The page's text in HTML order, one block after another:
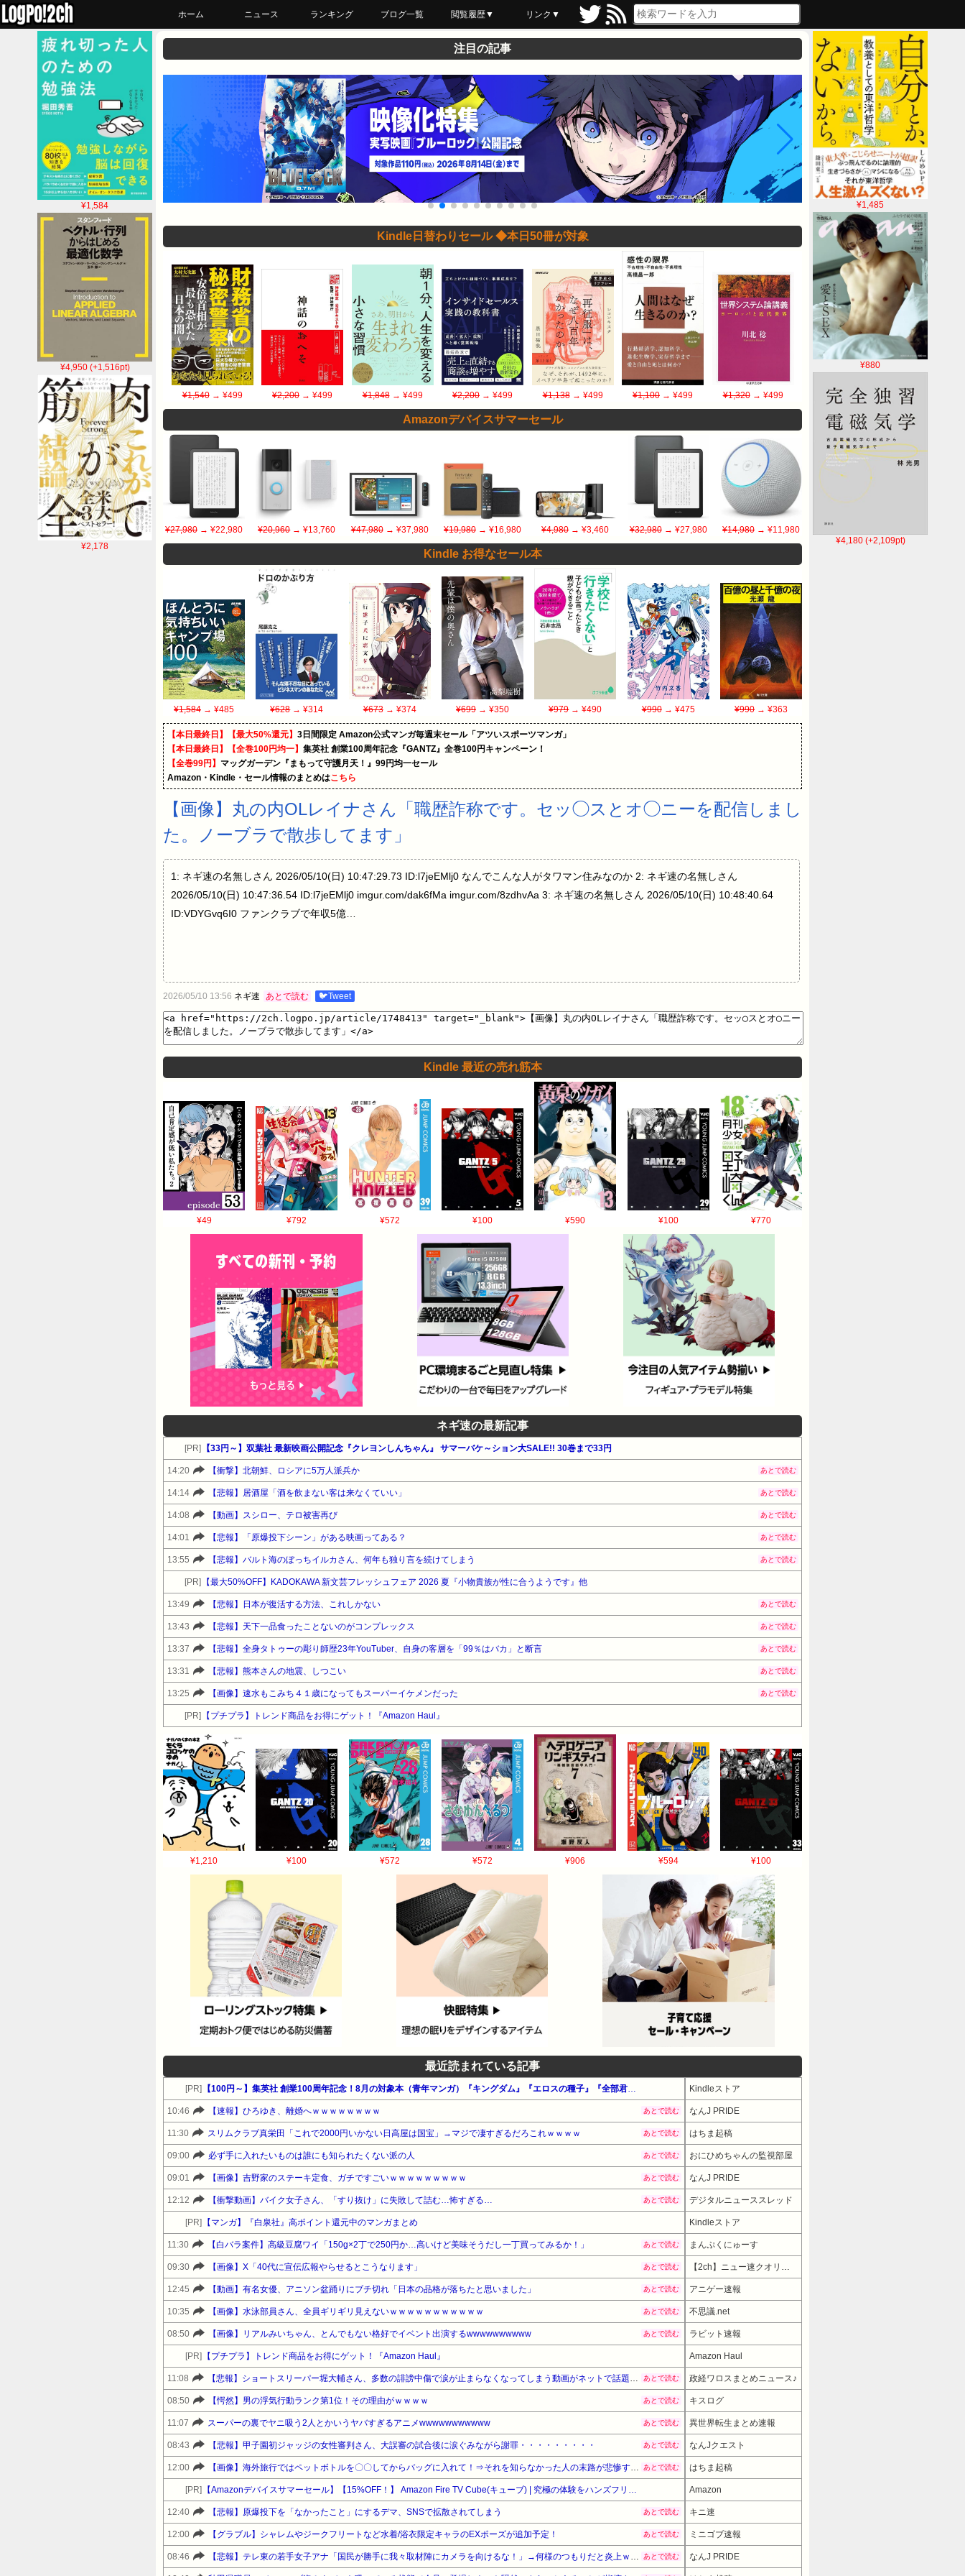
ホーム ニュース ランキング ブログ一覧 閲覧履歴▼
最近読んだ
あとで読む
ブックマーク
リンク▼
¥1,485
¥880
¥4,180 (+2,109pt)
¥1,584
¥4,950 (+1,516pt)
¥2,178
注目の記事
Kindle日替わりセール ◆本日50冊が対象
¥1,540→ ¥499 ¥2,200 → ¥499 ¥1,848→ ¥499 ¥2,200 → ¥499 ¥1,138→ ¥499 ¥1,100 → ¥499 ¥1,320→ ¥499
Amazonデバイスサマーセール
¥27,980 → ¥22,980 ¥20,960→ ¥13,760 ¥47,980→ ¥37,980 ¥19,980→ ¥16,980 ¥4,980→ ¥3,460 ¥32,980→ ¥27,980 ¥14,980→ ¥11,980
Kindle お得なセール本
¥1,584 → ¥485 ¥628→ ¥314 ¥673→ ¥374 ¥699→ ¥350 ¥979→ ¥490 ¥990→ ¥475 ¥990→ ¥363
【本日最終日】【最大50%還元】 3日間限定 Amazon公式マンガ毎週末セール「アツいスポーツマンガ」
【本日最終日】【全巻100円均一】 集英社 創業100周年記念『GANTZ』全巻100円キャンペーン！
【全巻99円】 マッグガーデン『まもって守護月天！』99円均一セール
Amazon・Kindle・セール情報のまとめはこちら
【画像】丸の内OLレイナさん「職歴詐称です。セッ◯スとオ◯ニーを配信しまし
た。ノーブラで散歩してます」
1: ネギ速の名無しさん 2026/05/10(日) 10:47:29.73 ID:l7jeEMlj0 なんでこんな人がタワマン住みなのか 2: ネギ速の名無しさん
2026/05/10(日) 10:47:36.54 ID:l7jeEMlj0 imgur.com/dak6fMa imgur.com/8zdhvAa 3: ネギ速の名無しさん 2026/05/10(日) 10:48:40.64
ID:VDYGvq6I0 ファンクラブで年収5億…
2026/05/10 13:56 ネギ速 あとで読む 🐦Tweet
Kindle 最近の売れ筋本
¥49 ¥792 ¥572 ¥100 ¥590 ¥100 ¥770
ネギ速の最新記事
[PR] 【33円～】双葉社 最新映画公開記念『クレヨンしんちゃん』 サマーバケ～ション大SALE!! 30巻まで33円
14:20 【衝撃】北朝鮮、ロシアに5万人派兵か あとで読む
14:14 【悲報】居酒屋「酒を飲まない客は来なくていい」 あとで読む
14:08 【動画】スシロー、テロ被害再び あとで読む
14:01 【悲報】「原爆投下シーン」がある映画ってある？ あとで読む
13:55 【悲報】バルト海のぼっちイルカさん、何年も独り言を続けてしまう あとで読む
[PR] 【最大50%OFF】KADOKAWA 新文芸フレッシュフェア 2026 夏『小物貴族が性に合うようです』他
13:49 【悲報】日本が復活する方法、これしかない あとで読む
13:43 【悲報】天下一品食ったことないのがコンプレックス あとで読む
13:37 【悲報】全身タトゥーの彫り師歴23年YouTuber、自身の客層を「99％はバカ」と断言 あとで読む
13:31 【悲報】熊本さんの地震、しつこい あとで読む
13:25 【画像】速水もこみち４１歳になってもスーパーイケメンだった あとで読む
[PR] 【プチプラ】トレンド商品をお得にゲット！『Amazon Haul』
¥1,210 ¥100 ¥572 ¥572 ¥906 ¥594 ¥100
最近読まれている記事
[PR] 【100円～】集英社 創業100周年記念！8月の対象本（青年マンガ）『キングダム』『エロスの種子』『全部君のせいだ』他 Kindleストア
10:46 【速報】ひろゆき、離婚へｗｗｗｗｗｗｗｗ あとで読む なんJ PRIDE
11:30 スリムクラブ真栄田「これで2000円いかない日高屋は国宝」→マジで凄すぎるだろこれｗｗｗｗ あとで読む はちま起稿
09:00 必ず手に入れたいものは誰にも知られたくない派の人 あとで読む おにひめちゃんの監視部屋
09:01 【画像】吉野家のステーキ定食、ガチですごいｗｗｗｗｗｗｗｗｗ あとで読む なんJ PRIDE
12:12 【衝撃動画】バイク女子さん、「すり抜け」に失敗して詰む…怖すぎる… あとで読む デジタルニューススレッド
[PR] 【マンガ】『白泉社』高ポイント還元中のマンガまとめ Kindleストア
11:30 【白バラ案件】高級豆腐ワイ「150g×2丁で250円か…高いけど美味そうだし一丁買ってみるか！」 あとで読む まんぷくにゅーす
09:30 【画像】X「40代に宣伝広報やらせるとこうなります」 あとで読む 【2ch】ニュー速クオリティ
12:45 【動画】有名女優、アニソン盆踊りにブチ切れ「日本の品格が落ちたと思いました」 あとで読む アニゲー速報
10:35 【画像】水泳部員さん、全員ギリギリ見えないｗｗｗｗｗｗｗｗｗｗｗ あとで読む 不思議.net
08:50 【画像】リアルみいちゃん、とんでもない格好でイベント出演するwwwwwwwwww あとで読む ラビット速報
[PR] 【プチプラ】トレンド商品をお得にゲット！『Amazon Haul』 Amazon Haul
11:08 【悲報】ショートスリーパー堀大輔さん、多数の誹謗中傷で涙が止まらなくなってしまう動画がネットで話題に → ……… あとで読む 政経ワロスまとめニュース♪
08:50 【愕然】男の浮気行動ランク第1位！その理由がｗｗｗｗ あとで読む キスログ
11:07 スーパーの裏でヤニ吸う2人とかいうヤバすぎるアニメwwwwwwwwwww あとで読む 異世界転生まとめ速報
08:43 【悲報】甲子園初ジャッジの女性審判さん、大誤審の試合後に涙ぐみながら謝罪・・・・・・・・・ あとで読む なんJクエスト
12:00 【画像】海外旅行ではペットボトルを〇〇してからバッグに入れて！⇒それを知らなかった人の末路が悲惨すぎるｗｗｗｗ あとで読む はちま起稿
[PR] 【Amazonデバイスサマーセール】【15%OFF！】 Amazon Fire TV Cube(キューブ) | 究極の体験をハンズフリーで | ストリーミングメディアプレイヤー Amazon
12:40 【悲報】原爆投下を「なかったこと」にするデマ、SNSで拡散されてしまう あとで読む キニ速
12:00 【グラブル】シャレムやジークフリートなど水着/浴衣限定キャラのEXポーズが追加予定！ あとで読む ミニゴブ速報
08:46 【悲報】テレ東の若手女子アナ「国民が勝手に我々取材陣にカメラを向けるな！」→何様のつもりだと炎上ｗｗｗｗｗｗｗｗｗｗｗ あとで読む なんJ PRIDE